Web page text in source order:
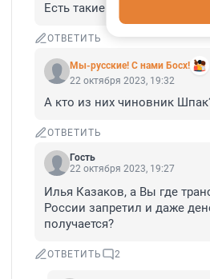
Есть такие возможности, и
ОТВЕТИТЬ
Мы-русские! С нами Босх!
22 октября 2023, 19:32
А кто из них чиновник
ОТВЕТИТЬ
Гость
22 октября 2023, 19:27
Илья Казаков, а Вы где
России запретил и даже
получается?
ОТВЕТИТЬ 2